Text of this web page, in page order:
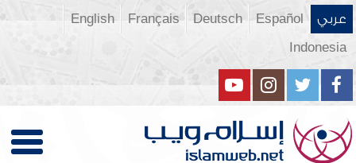
عربي Español
Deutsch
Français
English
Indonesia